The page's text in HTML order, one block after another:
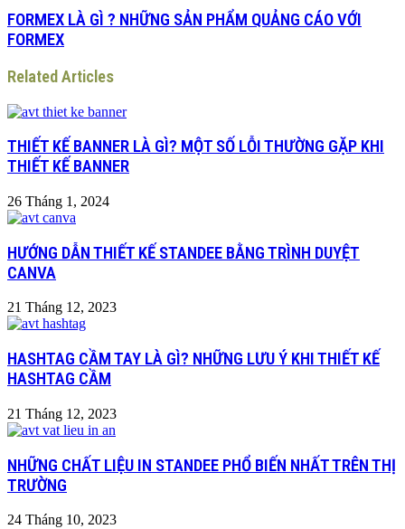
FORMEX LÀ GÌ ? NHỮNG SẢN PHẨM QUẢNG CÁO VỚI
FORMEX
Related Articles
THIẾT KẾ BANNER LÀ GÌ? MỘT SỐ LỖI THƯỜNG GẶP KHI
THIẾT KẾ BANNER
26 Tháng 1, 2024
HƯỚNG DẪN THIẾT KẾ STANDEE BẰNG TRÌNH DUYỆT
CANVA
21 Tháng 12, 2023
HASHTAG CẦM TAY LÀ GÌ? NHỮNG LƯU Ý KHI THIẾT KẾ
HASHTAG CẦM
21 Tháng 12, 2023
NHỮNG CHẤT LIỆU IN STANDEE PHỔ BIẾN NHẤT TRÊN THỊ
TRƯỜNG
24 Tháng 10, 2023